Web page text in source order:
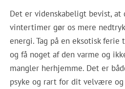
Det er videnskabeligt bevist, at
vintertimer gør os mere
energi. Tag på en eksotisk
og få noget af den varme og
mangler herhjemme. Det er
psyke og rart for dit velvære